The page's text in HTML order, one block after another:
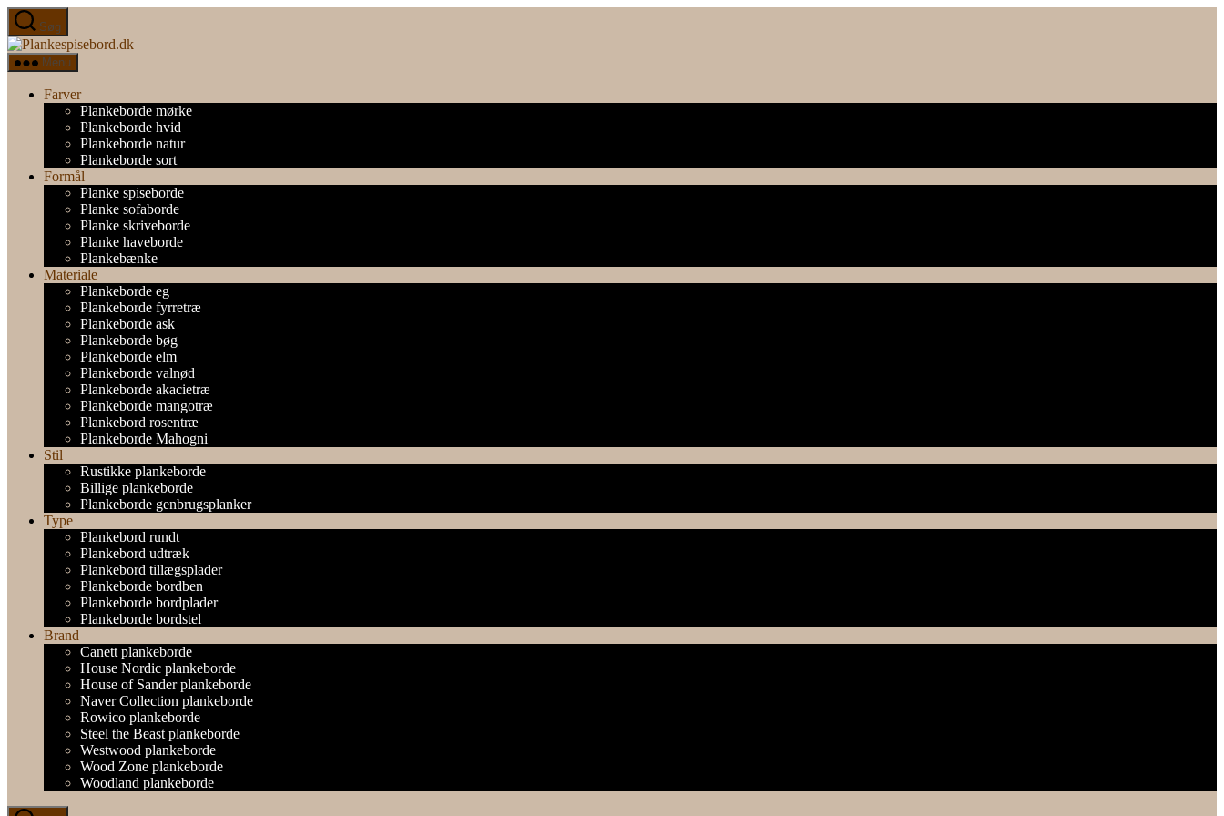
Spring
til
indholdet
Søg
Plankespisebord.dk
Menu
Farver
Plankeborde mørke
Plankeborde hvid
Plankeborde natur
Plankeborde sort
Formål
Planke spiseborde
Planke sofaborde
Planke skriveborde
Planke haveborde
Plankebænke
Materiale
Plankeborde eg
Plankeborde fyrretræ
Plankeborde ask
Plankeborde bøg
Plankeborde elm
Plankeborde valnød
Plankeborde akacietræ
Plankeborde mangotræ
Plankebord rosentræ
Plankeborde Mahogni
Stil
Rustikke plankeborde
Billige plankeborde
Plankeborde genbrugsplanker
Type
Plankebord rundt
Plankebord udtræk
Plankebord tillægsplader
Plankeborde bordben
Plankeborde bordplader
Plankeborde bordstel
Brand
Canett plankeborde
House Nordic plankeborde
House of Sander plankeborde
Naver Collection plankeborde
Rowico plankeborde
Steel the Beast plankeborde
Westwood plankeborde
Wood Zone plankeborde
Woodland plankeborde